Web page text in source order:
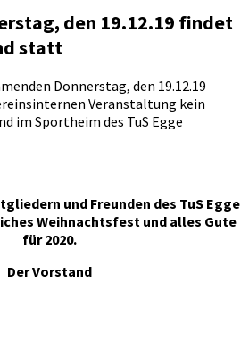
den 19.12.19 findet
statt
Donnerstag, den 19.12.19
Veranstaltung kein
im Sportheim des TuS Egge
und Freunden des TuS Egge
Weihnachtsfest und alles Gute
für 2020.
Der Vorstand